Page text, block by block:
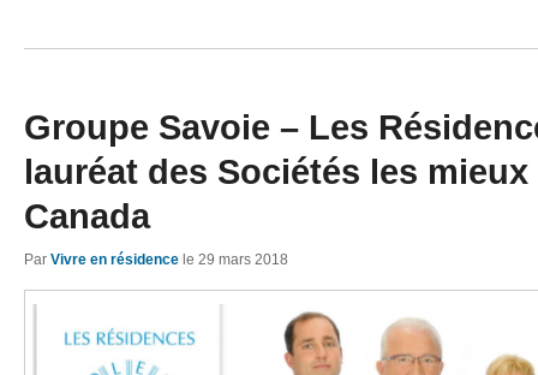
Groupe Savoie – Les
lauréat des Sociétés les mieux
Canada
Par Vivre en résidence le 29 mars 2018